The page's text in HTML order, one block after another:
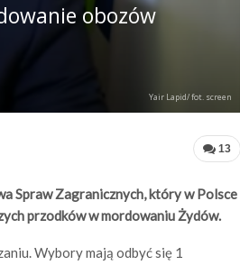
obozów
Yair Lapid/ fot. screen
13
Spraw Zagranicznych, który w Polsce
przodków w mordowaniu Żydów.
Wybory mają odbyć się 1